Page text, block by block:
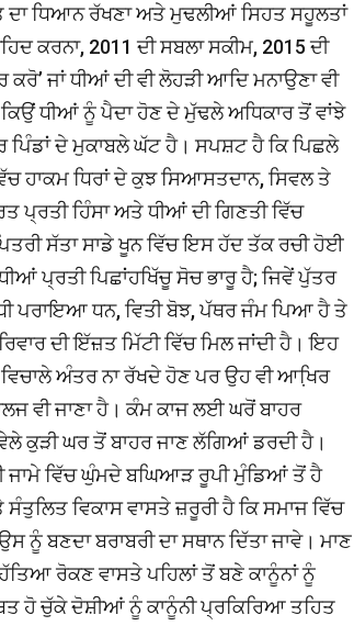
ਦਾ ਧਿਆਨ ਰੱਖਣਾ ਅਤੇ ਮੁਢਲੀਆਂ ਸਿਹਤ ਸਹੂਲਤਾਂ
ਕਰਨਾ, 2011 ਦੀ ਸਬਲਾ ਸਕੀਮ, 2015 ਦੀ
ਕਰੋ’ ਜਾਂ ਧੀਆਂ ਦੀ ਵੀ ਲੋਹੜੀ ਆਦਿ ਮਨਾਉਣਾ ਵੀ
ਧੀਆਂ ਨੂੰ ਪੈਦਾ ਹੋਣ ਦੇ ਮੁੱਢਲੇ ਅਧਿਕਾਰ ਤੋਂ ਵਾਂਝੇ
ਪਿੰਡਾਂ ਦੇ ਮੁਕਾਬਲੇ ਘੱਟ ਹੈ। ਸਪਸ਼ਟ ਹੈ ਕਿ ਪਿਛਲੇ
ਹਾਕਮ ਧਿਰਾਂ ਦੇ ਕੁਝ ਸਿਆਸਤਦਾਨ, ਸਿਵਲ ਤੇ
ਪ੍ਰਤੀ ਹਿੰਸਾ ਅਤੇ ਧੀਆਂ ਦੀ ਗਿਣਤੀ ਵਿੱਚ
ਸੱਤਾ ਸਾਡੇ ਖੂਨ ਵਿੱਚ ਇਸ ਹੱਦ ਤੱਕ ਰਚੀ ਹੋਈ
ਪ੍ਰਤੀ ਪਿਛਾਂਹਖਿੱਚੂ ਸੋਚ ਭਾਰੂ ਹੈ; ਜਿਵੇਂ ਪੁੱਤਰ
ਪਰਾਇਆ ਧਨ, ਵਿਤੀ ਬੋਝ, ਪੱਥਰ ਜੰਮ ਪਿਆ ਹੈ ਤੇ
ਦੀ ਇੱਜ਼ਤ ਮਿੱਟੀ ਵਿੱਚ ਮਿਲ ਜਾਂਦੀ ਹੈ। ਇਹ
ਅੰਤਰ ਨਾ ਰੱਖਦੇ ਹੋਣ ਪਰ ਉਹ ਵੀ ਆਖਿ਼ਰ
ਵੀ ਜਾਣਾ ਹੈ। ਕੰਮ ਕਾਜ ਲਈ ਘਰੋਂ ਬਾਹਰ
ਕੁੜੀ ਘਰ ਤੋਂ ਬਾਹਰ ਜਾਣ ਲੱਗਿਆਂ ਡਰਦੀ ਹੈ।
ਜਾਮੇ ਵਿੱਚ ਘੁੰਮਦੇ ਬਘਿਆੜ ਰੂਪੀ ਮੁੰਡਿਆਂ ਤੋਂ ਹੈ
ਵਿਕਾਸ ਵਾਸਤੇ ਜ਼ਰੂਰੀ ਹੈ ਕਿ ਸਮਾਜ ਵਿੱਚ
ਬਣਦਾ ਬਰਾਬਰੀ ਦਾ ਸਥਾਨ ਦਿੱਤਾ ਜਾਵੇ। ਮਾਣ
ਰੋਕਣ ਵਾਸਤੇ ਪਹਿਲਾਂ ਤੋਂ ਬਣੇ ਕਾਨੂੰਨਾਂ ਨੂੰ
ਹੋ ਚੁੱਕੇ ਦੋਸ਼ੀਆਂ ਨੂੰ ਕਾਨੂੰਨੀ ਪ੍ਰਕਿਰਿਆ ਤਹਿਤ